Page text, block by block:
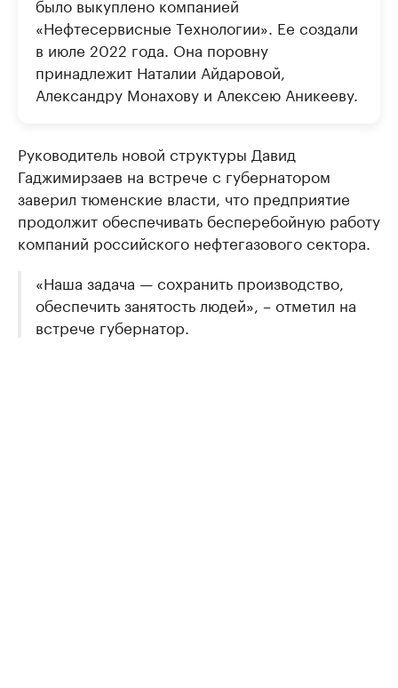
«Нефтесервисные Технологии». Ее создали
в июле 2022 года. Она поровну
принадлежит Наталии Айдаровой,
Александру Монахову и Алексею Аникееву.
Руководитель новой структуры Давид
Гаджимирзаев на встрече с губернатором
заверил тюменские власти, что предприятие
продолжит обеспечивать бесперебойную работу
компаний российского нефтегазового сектора.
«Наша задача — сохранить производство,
обеспечить занятость людей», – отметил на
встрече губернатор.